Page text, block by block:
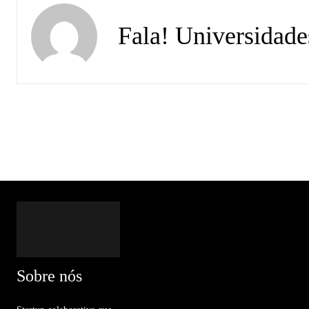
Fala!
Sobre nós